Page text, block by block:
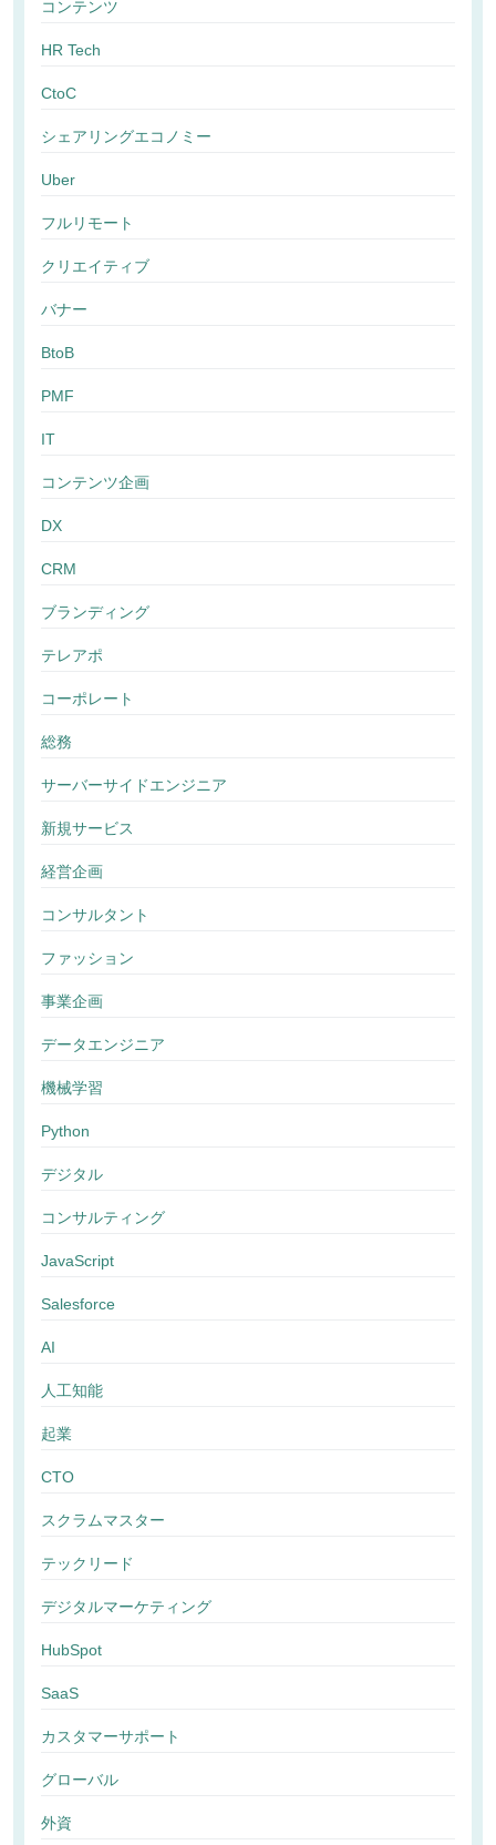
コンテンツ
HR Tech
CtoC
シェアリングエコノミー
Uber
フルリモート
クリエイティブ
バナー
BtoB
PMF
IT
コンテンツ企画
DX
CRM
ブランディング
テレアポ
コーポレート
総務
サーバーサイドエンジニア
新規サービス
経営企画
コンサルタント
ファッション
事業企画
データエンジニア
機械学習
Python
デジタル
コンサルティング
JavaScript
Salesforce
AI
人工知能
起業
CTO
スクラムマスター
テックリード
デジタルマーケティング
HubSpot
SaaS
カスタマーサポート
グローバル
外資